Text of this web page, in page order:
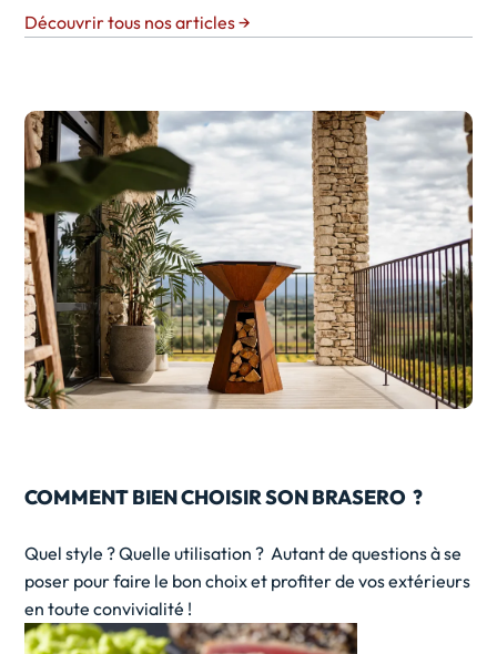
Découvrir tous nos articles→
COMMENT BIEN CHOISIR SON BRASERO ?
Quel style ? Quelle utilisation ? Autant de questions à se
poser pour faire le bon choix et profiter de vos extérieurs
en toute convivialité !